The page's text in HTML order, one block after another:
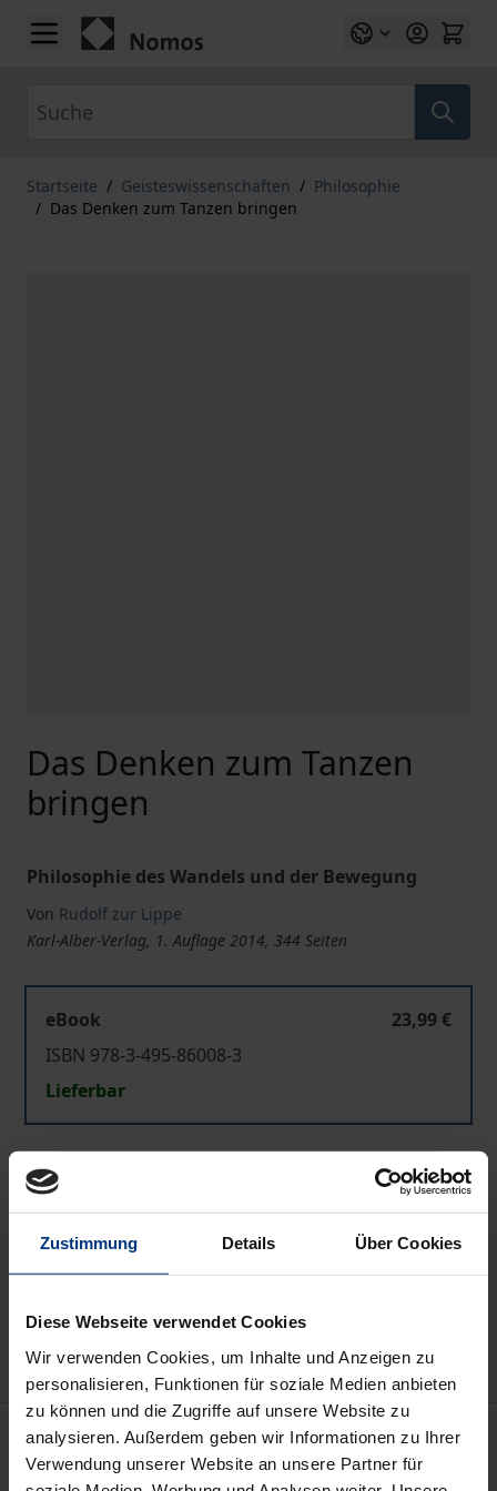
Zustimmung Details Über Cookies
Diese Webseite verwendet Cookies
Wir verwenden Cookies, um Inhalte und Anzeigen zu
personalisieren, Funktionen für soziale Medien anbieten
zu können und die Zugriffe auf unsere Website zu
analysieren. Außerdem geben wir Informationen zu Ihrer
Verwendung unserer Website an unsere Partner für
Zum Inhalt springen
Startseite / Geisteswissenschaften / Philosophie
/ Das Denken zum Tanzen bringen
Das Denken zum Tanzen
bringen
Philosophie des Wandels und der Bewegung
Von Rudolf zur Lippe
Karl-Alber-Verlag, 1. Auflage 2014, 344 Seiten
eBook
23,99 €
ISBN 978-3-495-86008-3
Lieferbar
Preisangaben inkl. MwSt. Abhängig von der Lieferadresse
kann die MwSt. an der Kasse variieren.
In den Warenkorb
Hinweise zu Versandkosten
Beschreibung